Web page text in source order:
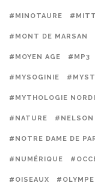
#MINOTAURE
#MONT DE MARSAN
#MOYEN AGE #MP3
#MYSOGINIE
#MYTHOLOGIE
#NATURE #NELSON
#NOTRE DAME DE
#NUMÉRIQUE
#OISEAUX